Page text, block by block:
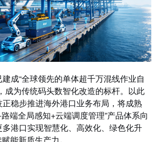
成“全球领先的单体超千万混线作业自
成为传统码头数智化改造的标杆。以此
稳步推进海外港口业务布局，将成熟
端全局感知+云端调度管理”产品体系向
港口实现智慧化、高效化、绿色化升
能新质生产力。